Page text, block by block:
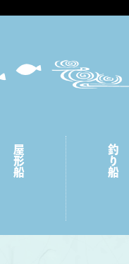
屋形船 釣り船